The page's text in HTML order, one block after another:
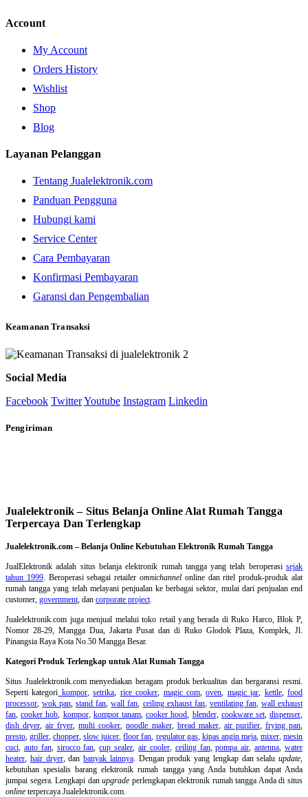
Account
My Account
Orders History
Wishlist
Shop
Blog
Layanan Pelanggan
Tentang Jualelektronik.com
Panduan Pengguna
Hubungi kami
Service Center
Cara Pembayaran
Konfirmasi Pembayaran
Garansi dan Pengembalian
Keamanan Transaksi
Social Media
Facebook TwitterYoutube Instagram Linkedin
Pengiriman
Jualelektronik – Situs Belanja Online Alat Rumah Tangga
Terpercaya Dan Terlengkap
Jualelektronik.com – Belanja Online Kebutuhan Elektronik Rumah Tangga
JualElektronik adalah situs belanja elektronik rumah tanggayang telah beroperasisejak
tahun 1999. Beroperasi sebagai retaileromnichannel online dan ritel produk-produk alat
rumah tangga yang telah melayani penjualan ke berbagai sektor, mulai dari penjualan end
customer, government, dan corporate project.
Jualelektronik.com juga menjual melalui toko retail yang berada di Ruko Harco, Blok P,
Nomor 28-29, Mangga Dua, Jakarta Pusat dan di Ruko Glodok Plaza, Komplek, Jl.
Pinangsia Raya Kota No.50 Mangga Besar.
Kategori Produk Terlengkap untuk Alat Rumah Tangga
Situs Jualelektronik.com menyediakan beragam produk berkualitas dan bergaransi resmi.
Seperti kategori kompor,setrika, rice cooker, magic com,oven, magic jar, kettle,food
processor,wok pan,stand fan,wall fan, ceiling exhaust fan, ventilating fan, wall exhaust
fan,cooker hob, kompor, kompor tanam,cooker hood, blender, cookware set,dispenser,
dish dryer,air fryer,multi cooker,noodle maker, bread maker, air purifier, frying pan,
presto,griller,chopper,slow juicer,floor fan, regulator gas, kipas angin meja, mixer,mesin
cuci, auto fan, sirocco fan,cup sealer,air cooler, ceiling fan,pompa air,antenna,water
heater, hair dryer, dan banyak lainnya. Dengan produk yang lengkap dan selalu update,
kebutuhan spesialis barang elektronik rumah tangga yang Anda butuhkan dapat Anda
jumpai segera. Lengkapi danupgrade perlengkapan elektronik rumah tangga Anda di situs
online terpercaya Jualelektronik.com.